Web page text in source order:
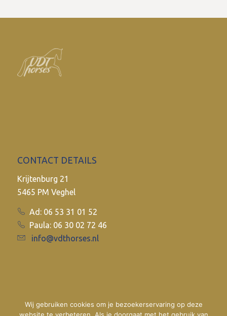
CONTACT DETAILS
Krijtenburg 21
5465 PM Veghel
Ad: 06 53 31 01 52
Paula: 06 30 02 72 46
info@vdthorses.nl
Wij gebruiken cookies om je bezoekerservaring op deze